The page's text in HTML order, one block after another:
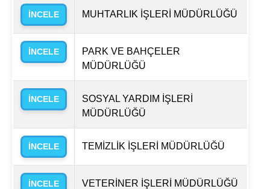
İNCELE MUHTARLIK İŞLERİ MÜDÜRLÜĞÜ
İNCELE
PARK VE BAHÇELER
MÜDÜRLÜĞÜ
İNCELE
SOSYAL YARDIM İŞLERİ
MÜDÜRLÜĞÜ
İNCELE TEMİZLİK İŞLERİ MÜDÜRLÜĞÜ
İNCELE VETERİNER İŞLERİ MÜDÜRLÜĞÜ